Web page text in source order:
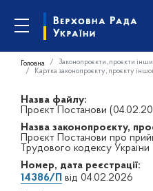
Головна Законопроєкти, проєкти
Картка законопроєкту, проєкту
Назва файлу:
Проєкт Постанови
Назва законопроєкту,
Проєкт Постанови про
Трудового кодексу України
Номер, дата реєстрації:
14386/П від 04.02.2026